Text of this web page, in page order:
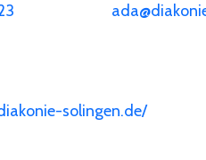
solingen.de/